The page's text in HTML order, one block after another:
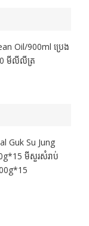
Oil/900ml ប្រេង
មីលីលីត្រ
Guk Su Jung
មីសួរសំរាប់